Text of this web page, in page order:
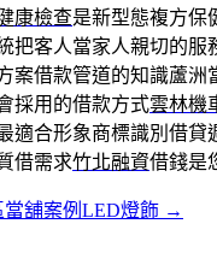
康檢查是新型態複方保
把客人當家人親切的服
案借款管道的知識蘆洲
採用的借款方式雲林機
適合形象商標識別借貸
借需求竹北融資借錢是
舖案例LED燈飾 →